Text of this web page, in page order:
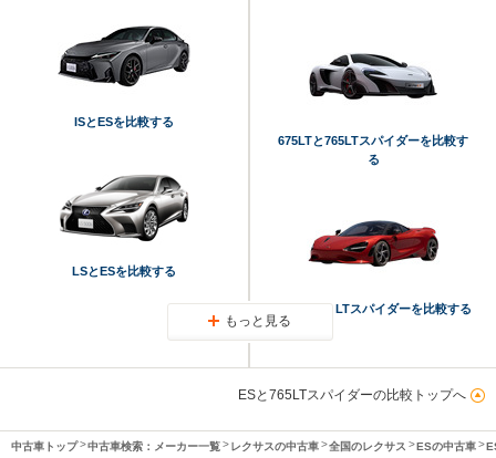
ISとESを比較する
LSとESを比較する
675LTと765LTスパイダーを比較す
る
750Sと765LTスパイダーを比較する
もっと見る
ESと765LTスパイダーの比較トップへ
中古車トップ 中古車検索：メーカー一覧 レクサスの中古車 全国のレクサス ESの中古車